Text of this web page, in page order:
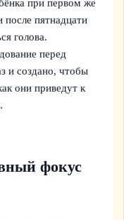
при первом же
после пятнадцати
голова.
перед
и создано, чтобы
они приведут к
фокус